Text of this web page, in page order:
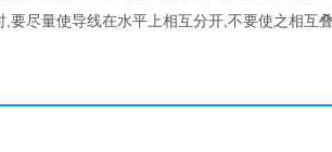
尽量使导线在水平上相互分开,不要使之相互